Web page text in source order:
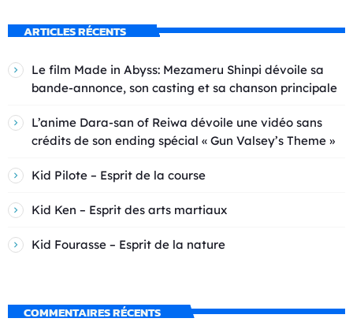
ARTICLES RÉCENTS
Le film Made in Abyss: Mezameru Shinpi dévoile sa
bande-annonce, son casting et sa chanson principale
L’anime Dara-san of Reiwa dévoile une vidéo sans
crédits de son ending spécial « Gun Valsey’s Theme »
Kid Pilote – Esprit de la course
Kid Ken – Esprit des arts martiaux
Kid Fourasse – Esprit de la nature
COMMENTAIRES RÉCENTS